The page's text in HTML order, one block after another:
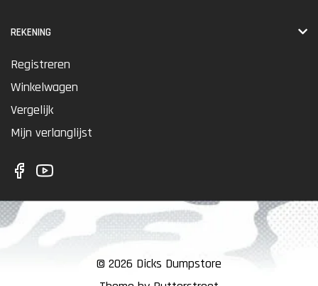
REKENING
Registreren
Winkelwagen
Vergelijk
Mijn verlanglijst
© 2026 Dicks Dumpstore